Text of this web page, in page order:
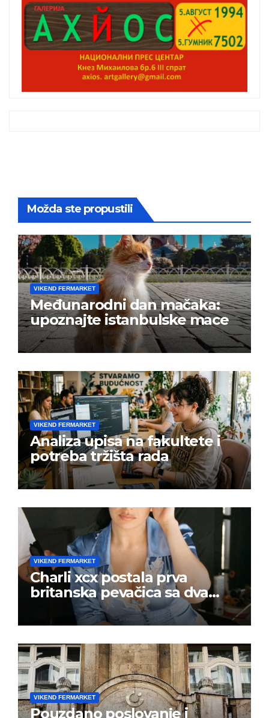
Možda ste propustili
VIKEND FERMARKET
Međunarodni dan mačaka:
upoznajte istanbulske mace
VIKEND FERMARKET
Analiza upisa na fakultete i
potreba tržišta rada
VIKEND FERMARKET
Charli xcx postala prva
britanska pevačica sa dva
albuma na prvom mestu u
istoj kalendarskoj godini
VIKEND FERMARKET
Pouzdano poslovanje i